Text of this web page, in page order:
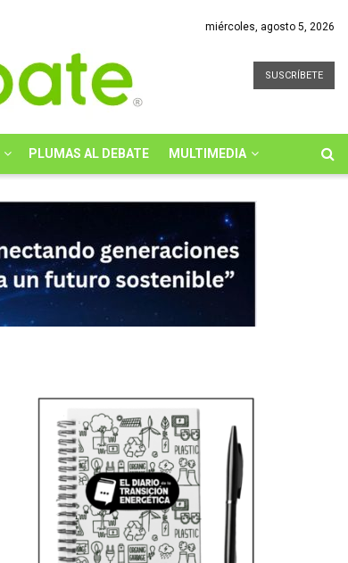
miércoles, agosto 5, 2026
SUSCRÍBETE
PLUMAS AL DEBATE MULTIMEDIA